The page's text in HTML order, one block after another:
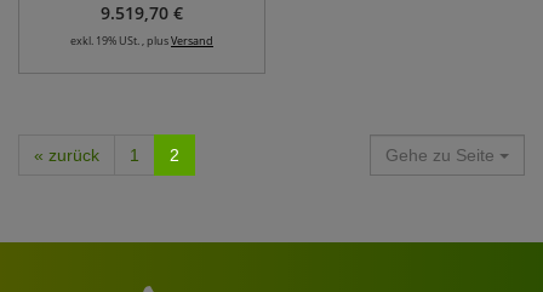
9.519,70 €
exkl. 19% USt. , plusVersand
« zurück 1 2 Gehe zu Seite